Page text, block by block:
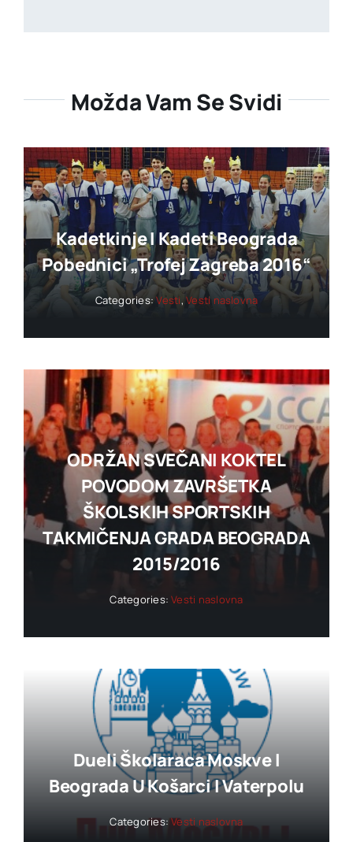
Možda Vam Se Svidi
Kadetkinje I Kadeti Beograda
Pobednici „trofej Zagreba 2016“
Categories:Vesti,Vesti naslovna
ODRŽAN SVEČANI KOKTEL
POVODOM ZAVRŠETKA
ŠKOLSKIH SPORTSKIH
TAKMIČENJA GRADA BEOGRADA
2015/2016
Categories:Vesti naslovna
Dueli Školaraca Moskve I
Beograda U Košarci I Vaterpolu
Categories:Vesti naslovna